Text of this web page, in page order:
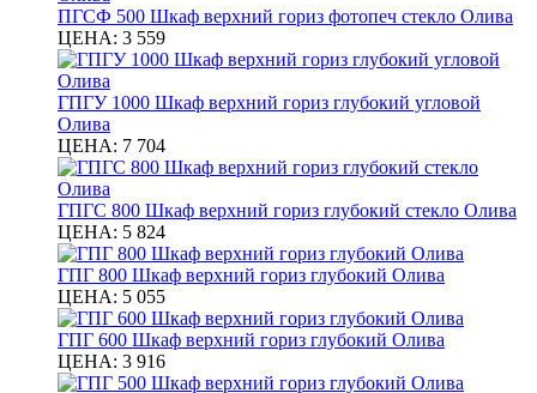
ПГСФ 500 Шкаф верхний гориз фотопеч стекло Олива
ЦЕНА: 3 559
ГПГУ 1000 Шкаф верхний гориз глубокий угловой
Олива
ЦЕНА: 7 704
ГПГС 800 Шкаф верхний гориз глубокий стекло Олива
ЦЕНА: 5 824
ГПГ 800 Шкаф верхний гориз глубокий Олива
ЦЕНА: 5 055
ГПГ 600 Шкаф верхний гориз глубокий Олива
ЦЕНА: 3 916